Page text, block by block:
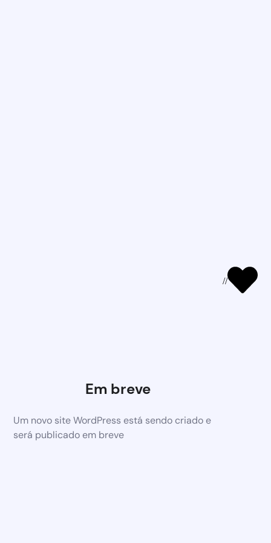
Em breve
Um novo site WordPress está sendo criado e
será publicado em breve
//